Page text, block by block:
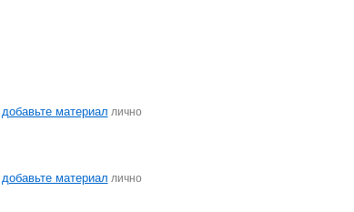
добавьте материал лично
добавьте материал лично